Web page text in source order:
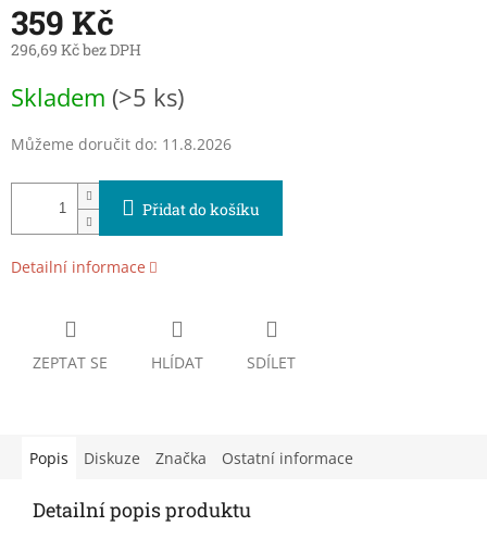
359 Kč
296,69 Kč bez DPH
cena:
Skladem (>5 ks)
Můžeme doručit do: 11.8.2026
Přidat do košíku
Detailní informace
ZEPTAT SE HLÍDAT SDÍLET
Popis Diskuze Značka Ostatní informace
Detailní popis produktu